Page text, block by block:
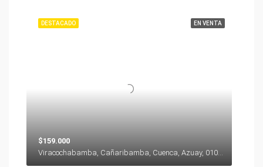
EN VENTA
DESTACADO
$159.000